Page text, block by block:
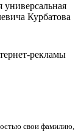
универсальная
Курбатова
рекламы
свои фамилию,